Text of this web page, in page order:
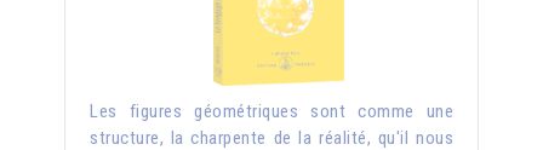
Les figures géométriques sont comme une
structure, la charpente de la réalité, qu'il nous